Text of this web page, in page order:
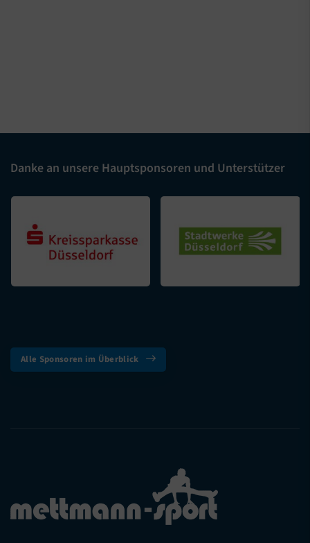
Danke an unsere Hauptsponsoren und Unterstützer
Alle Sponsoren im Überblick